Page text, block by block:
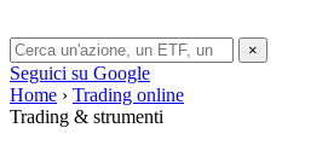
×
Seguici su Google
Home › Trading online
Trading & strumenti